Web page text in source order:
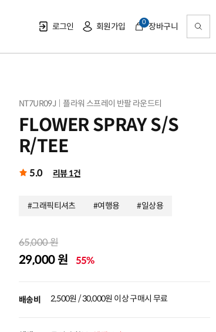
로그인 회원가입 장바구니
0
NT7UR09J 플라워 스프레이 반팔 라운드티
FLOWER SPRAY S/S
R/TEE
5.0 리뷰 1건
#그래픽티셔츠 #여행용 #일상용
65,000 원
29,000 원 55%
배송비 2,500원 / 30,000원 이상 구매시 무료